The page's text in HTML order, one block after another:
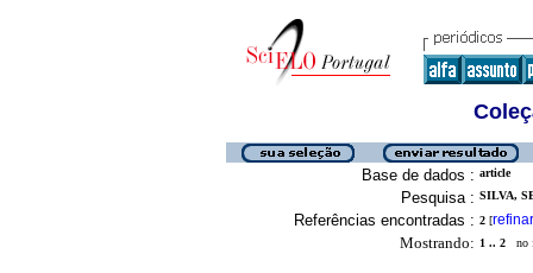
Base de dados : article
Pesquisa : SILVA,
Referências encontradas : 2 [refinar
Mostrando: 1 .. 2 no